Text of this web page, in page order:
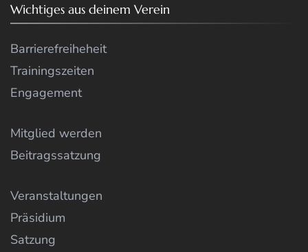
Wichtiges aus deinem Verein
Barrierefreiheheit
Trainingszeiten
Engagement
Mitglied werden
Beitragssatzung
Veranstaltungen
Präsidium
Satzung